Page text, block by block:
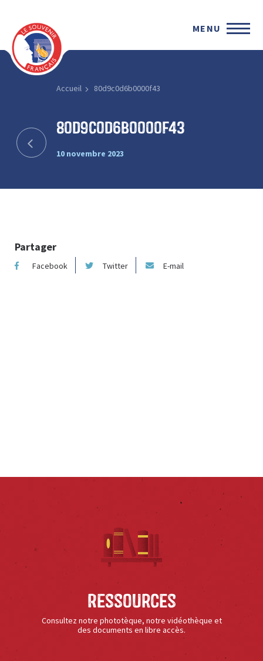
MENU
Accueil 80d9c0d6b0000f43
80d9c0d6b0000f43
10 novembre 2023
Partager
Facebook Twitter E-mail
Ressources
Consultez notre phototèque, notre vidéothèque et
des documents en libre accès.